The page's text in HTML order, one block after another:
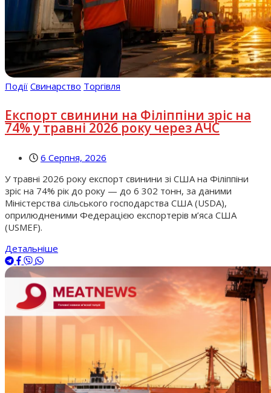
Події Свинарство Торгівля
Експорт свинини на Філіппіни зріс на
74% у травні 2026 року через АЧС
6 Серпня, 2026
У травні 2026 року експорт свинини зі США на Філіппіни
зріс на 74% рік до року — до 6 302 тонн, за даними
Міністерства сільського господарства США (USDA),
оприлюдненими Федерацією експортерів м’яса США
(USMEF).
Детальніше